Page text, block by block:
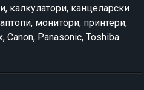
калкулатори, канцеларски
монитори, принтери,
Canon, Panasonic, Toshiba.